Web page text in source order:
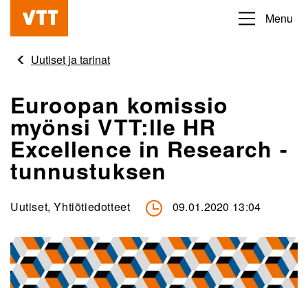
Hyppää
pääsisältöön
Beyond
obvious
Menu
Uutiset ja tarinat
Euroopan komissio
myönsi VTT:lle HR
Excellence in Research -
tunnustuksen
Uutiset, Yhtiötiedotteet 09.01.2020 13:04